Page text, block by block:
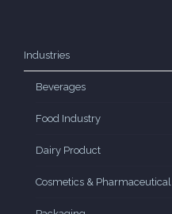
Industries
Beverages
Food Industry
Dairy Product
Cosmetics & Pharmaceutical